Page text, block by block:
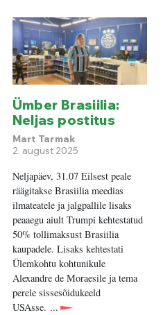
Ümber Brasiilia:
Neljas postitus
Mart Tarmak
2. august 2025
Neljapäev, 31.07 Eilsest peale
räägitakse Brasiilia meedias
ilmateatele ja jalgpallile lisaks
peaaegu aiult Trumpi kehtestatud
50% tollimaksust Brasiilia
kaupadele. Lisaks kehtestati
Ülemkohtu kohtunikule
Alexandre de Moraesile ja tema
perele sissesõidukeeld
USAsse. ...